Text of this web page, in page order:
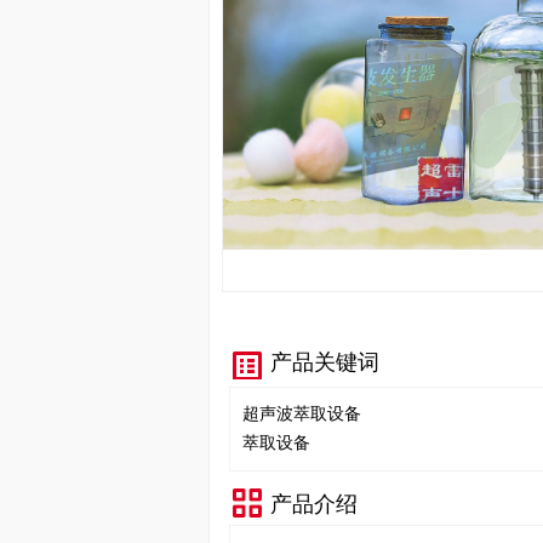
产品关键词
超声波萃取设备
萃取设备
产品介绍